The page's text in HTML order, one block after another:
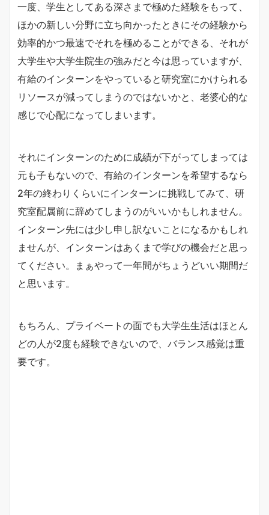
一度、学生としてある深さまで極めた経験をもって、
ほかの新しい分野に立ち向かったときにその経験から
効率的かつ最速でそれを極めることができる、それが
大学生や大学生院生の強みだと今は思っていますが、
有給のインターンをやっていると研究室にかけられる
リソースが減ってしまうのではないかと、老婆心的な
感じで心配になってしまいます。
それにインターンのために成績が下がってしまっては
元も子もないので、有給のインターンを希望するなら
2年の終わりくらいにインターンに挑戦してみて、研
究室配属前に辞めてしまうのがいいかもしれません。
インターン先には少し申し訳ないことになるかもしれ
ませんが、インターンはあくまで学びの機会だと思っ
てください。まぁやって一年間がちょうどいい期間だ
と思います。
もちろん、プライベートの面でも大学生生活はほとん
どの人が2度も経験できないので、バランス感覚は重
要です。